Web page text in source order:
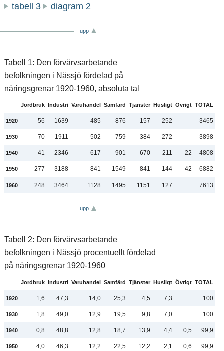
tabell 3
diagram 2
upp
Tabell 1: Den förvärvsarbetande
befolkningen i Nässjö fördelad på
näringsgrenar 1920-1960, absoluta tal
Jordbruk Industri Varuhandel Samfärd Tjänster Husligt Övrigt TOTAL
1920 56 1639 485 876 157 252 3465
1930 70 1911 502 759 384 272 3898
1940 41 2346 617 901 670 211 22 4808
1950 277 3188 841 1549 841 144 42 6882
1960 248 3464 1128 1495 1151 127 7613
upp
Tabell 2: Den förvärvsarbetande
befolkningen i Nässjö procentuellt fördelad
på näringsgrenar 1920-1960
Jordbruk Industri Varuhandel Samfärd Tjänster Husligt Övrigt TOTAL
1920 1,6 47,3 14,0 25,3 4,5 7,3 100
1930 1,8 49,0 12,9 19,5 9,8 7,0 100
1940 0,8 48,8 12,8 18,7 13,9 4,4 0,5 99,9
1950 4,0 46,3 12,2 22,5 12,2 2,1 0,6 99,9